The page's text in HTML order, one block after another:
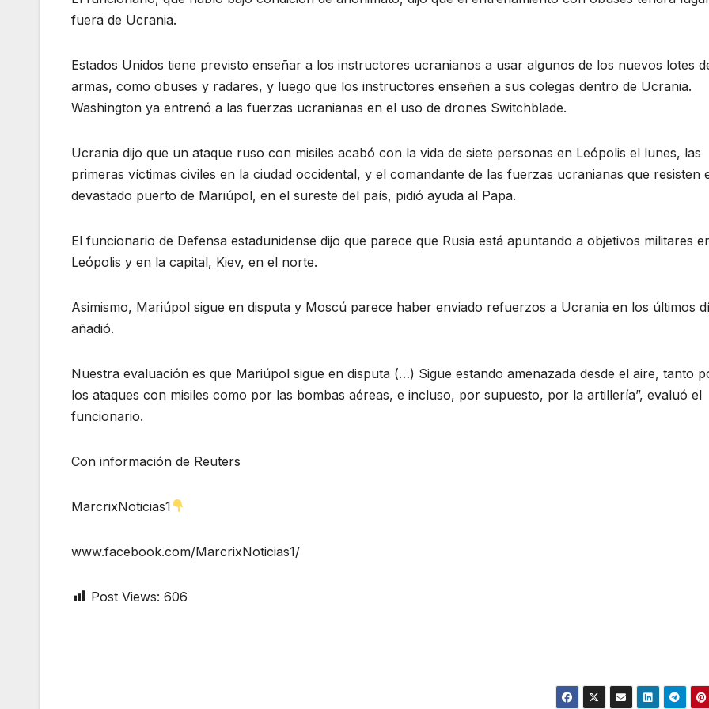
fuera de Ucrania.
Estados Unidos tiene previsto enseñar a los instructores ucranianos a usar algunos de los nuevos lotes
armas, como obuses y radares, y luego que los instructores enseñen a sus colegas dentro de Ucrania.
Washington ya entrenó a las fuerzas ucranianas en el uso de drones Switchblade.
Ucrania dijo que un ataque ruso con misiles acabó con la vida de siete personas en Leópolis el lunes, las
primeras víctimas civiles en la ciudad occidental, y el comandante de las fuerzas ucranianas que resisten
devastado puerto de Mariúpol, en el sureste del país, pidió ayuda al Papa.
El funcionario de Defensa estadunidense dijo que parece que Rusia está apuntando a objetivos militares
Leópolis y en la capital, Kiev, en el norte.
Asimismo, Mariúpol sigue en disputa y Moscú parece haber enviado refuerzos a Ucrania en los últimos
añadió.
Nuestra evaluación es que Mariúpol sigue en disputa (…) Sigue estando amenazada desde el aire, tanto
los ataques con misiles como por las bombas aéreas, e incluso, por supuesto, por la artillería”, evaluó el
funcionario.
Con información de Reuters
MarcrixNoticias1
www.facebook.com/MarcrixNoticias1/
Post Views: 606